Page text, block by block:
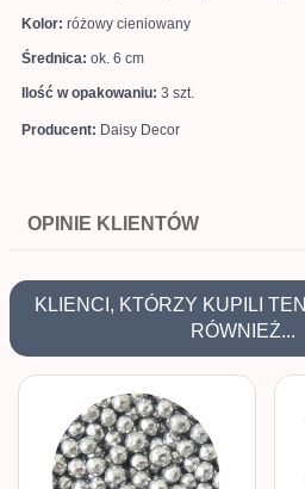
Kolor: różowy cieniowany
Średnica: ok. 6 cm
Ilość w opakowaniu: 3 szt.
Producent: Daisy Decor
OPINIE KLIENTÓW
KLIENCI, KTÓRZY KUPILI
RÓWNIEŻ...